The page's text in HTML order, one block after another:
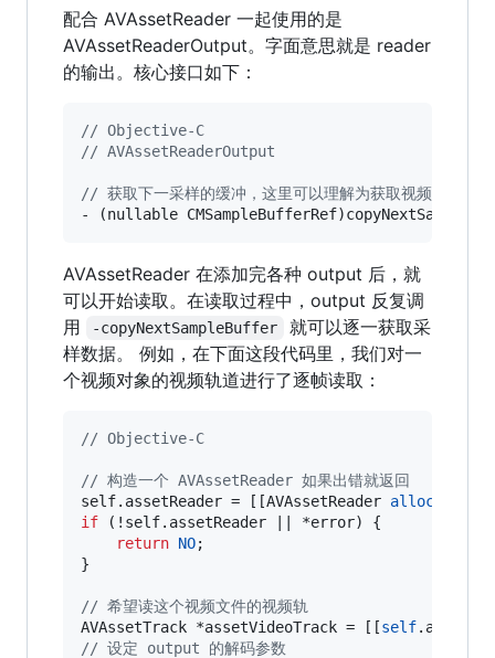
配合 AVAssetReader 一起使用的是
AVAssetReaderOutput。字面意思就是 reader
的输出。核心接口如下：
// Objective-C
// AVAssetReaderOutput
// 获取下一采样的缓冲，这里可以理解为获取视频下一帧
- (nullable
AVAssetReader 在添加完各种 output 后，就
可以开始读取。在读取过程中，output 反复调
用
-copyNextSampleBuffer
就可以逐一获取采
样数据。 例如，在下面这段代码里，我们对一
个视频对象的视频轨道进行了逐帧读取：
// Objective-C
// 构造一个 AVAssetReader 如果出错就返回
self.assetReader = [[AVAssetReader alloc
if (!self.assetReader || *error) {
return NO;
}
// 希望读这个视频文件的视频轨
AVAssetTrack *assetVideoTrack = [[self.asset
// 设定 output 的解码参数